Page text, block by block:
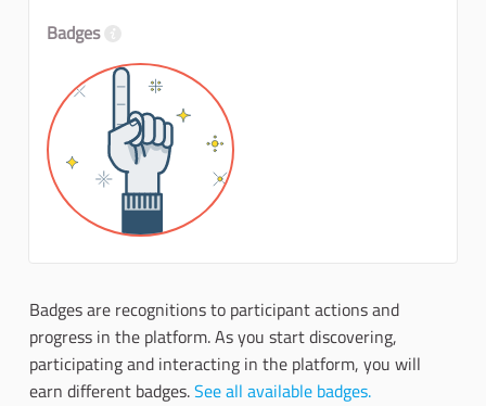
Badges
Badges are recognitions to participant actions and
progress in the platform. As you start discovering,
participating and interacting in the platform, you will
earn different badges.See all available badges.